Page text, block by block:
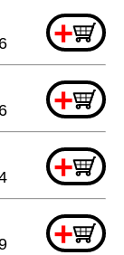
+
+
+
+